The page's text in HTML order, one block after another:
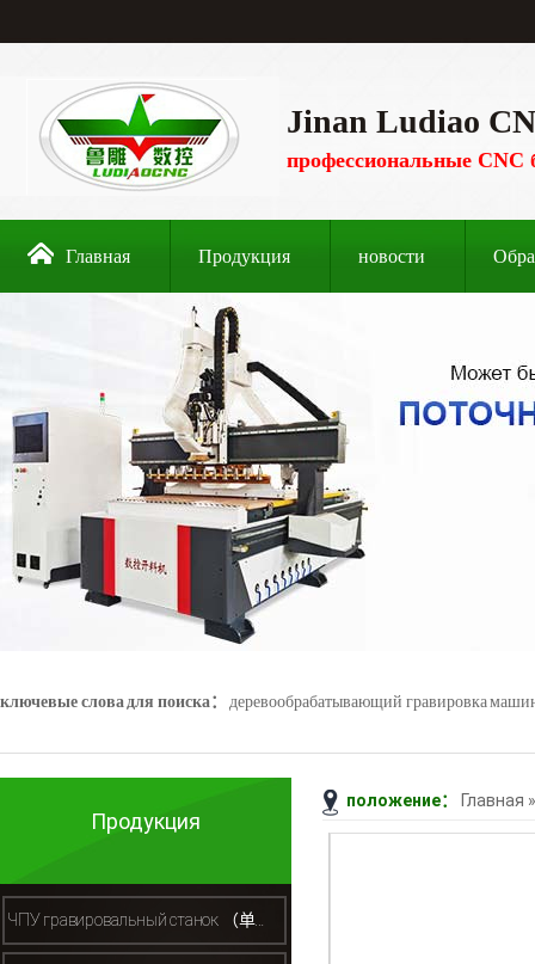
Jinan Ludiao
профессиональные CNC
Главная Продукция новости
ключевые слова для поиска： деревообрабатывающий гравировка
положение： Главная
Продукция
ЧПУ гравировальный станок （单头木工雕刻机）